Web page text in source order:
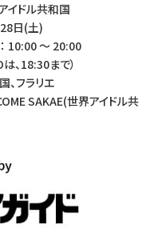
イドル共和国
日(土)
10:00 〜 20:00
、18:30まで）
、フラリエ
SAKAE(世界アイドル共